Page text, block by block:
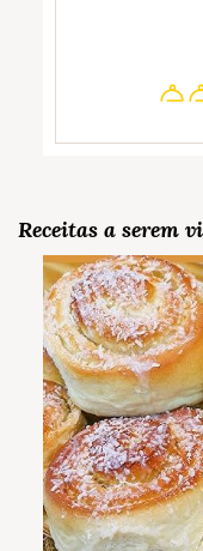
Receitas a serem